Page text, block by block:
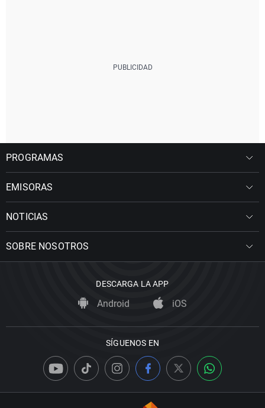
PROGRAMAS
EMISORAS
NOTICIAS
SOBRE NOSOTROS
DESCARGA LA APP
Android iOS
SÍGUENOS EN